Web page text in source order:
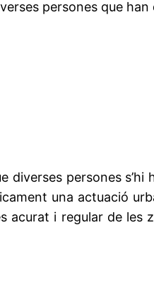
persones que
diverses persones
una actuació
acurat i regular de